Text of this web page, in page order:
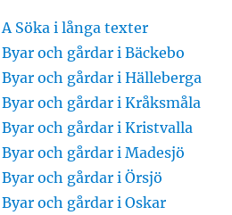
A Söka i långa texter
Byar och gårdar i Bäckebo
Byar och gårdar i Hälleberga
Byar och gårdar i Kråksmåla
Byar och gårdar i Kristvalla
Byar och gårdar i Madesjö
Byar och gårdar i Örsjö
Byar och gårdar i Oskar